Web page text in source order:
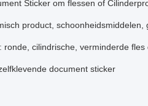
Sticker om flessen of
product,
ronde, cilindrische, verminderde fles
document sticker